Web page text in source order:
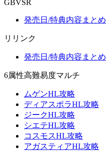
GBVSR
発売日/特典内容まとめ
リリンク
発売日/特典内容まとめ
6属性高難易度マルチ
ムゲンHL攻略
ディアスポラHL攻略
ジークHL攻略
シエテHL攻略
コスモスHL攻略
アガスティアHL攻略